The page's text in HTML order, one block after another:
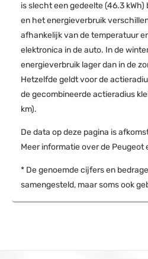
is slecht een gedeelte (46.3
en het energieverbruik
afhankelijk van de temperatuur
elektronica in de auto. In de
energieverbruik lager dan in de
Hetzelfde geldt voor de
de gecombineerde actieradius
km).
De data op deze pagina is
Meer informatie over de Peugeot
* De genoemde cijfers en
samengesteld, maar soms ook